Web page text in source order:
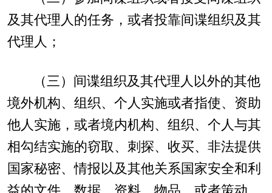
及其代理人的任务，或者投靠间谍组织及其
代理人；
（三）间谍组织及其代理人以外的其他
境外机构、组织、个人实施或者指使、资助
他人实施，或者境内机构、组织、个人与其
相勾结实施的窃取、刺探、收买、非法提供
国家秘密、情报以及其他关系国家安全和利